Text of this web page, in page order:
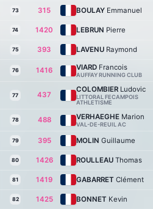
73 315 BOULAY Emmanuel
74 1420 LEBRUN Pierre
75 393 LAVENU Raymond
76 1416 VIARD Francois
AUFFAY RUNNING CLUB
77 437
COLOMBIER Ludovic
LITTORAL FECAMPOIS
ATHLETISME
78 488 VERHAEGHE Marion
VAL-DE-REUIL AC
79 395 MOLIN Guillaume
80 1426 ROULLEAU Thomas
81 1419 GABARRET Clément
82 1425 BONNET Kevin